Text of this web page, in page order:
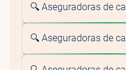
🔍 Aseguradoras de
🔍 Aseguradoras de